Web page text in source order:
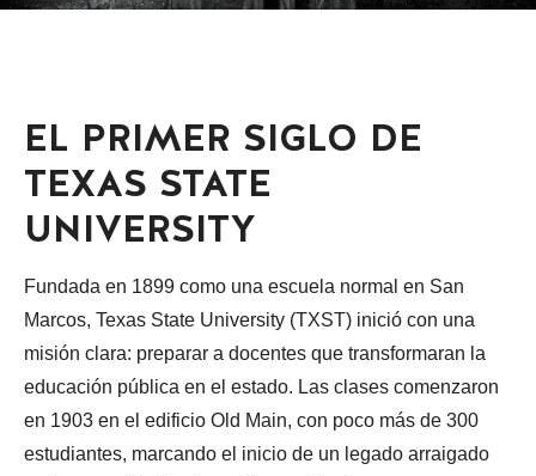
EL PRIMER SIGLO DE
TEXAS STATE
UNIVERSITY
Fundada en 1899 como una escuela normal en San
Marcos, Texas State University (TXST) inició con una
misión clara: preparar a docentes que transformaran la
educación pública en el estado. Las clases comenzaron
en 1903 en el edificio Old Main, con poco más de 300
estudiantes, marcando el inicio de un legado arraigado